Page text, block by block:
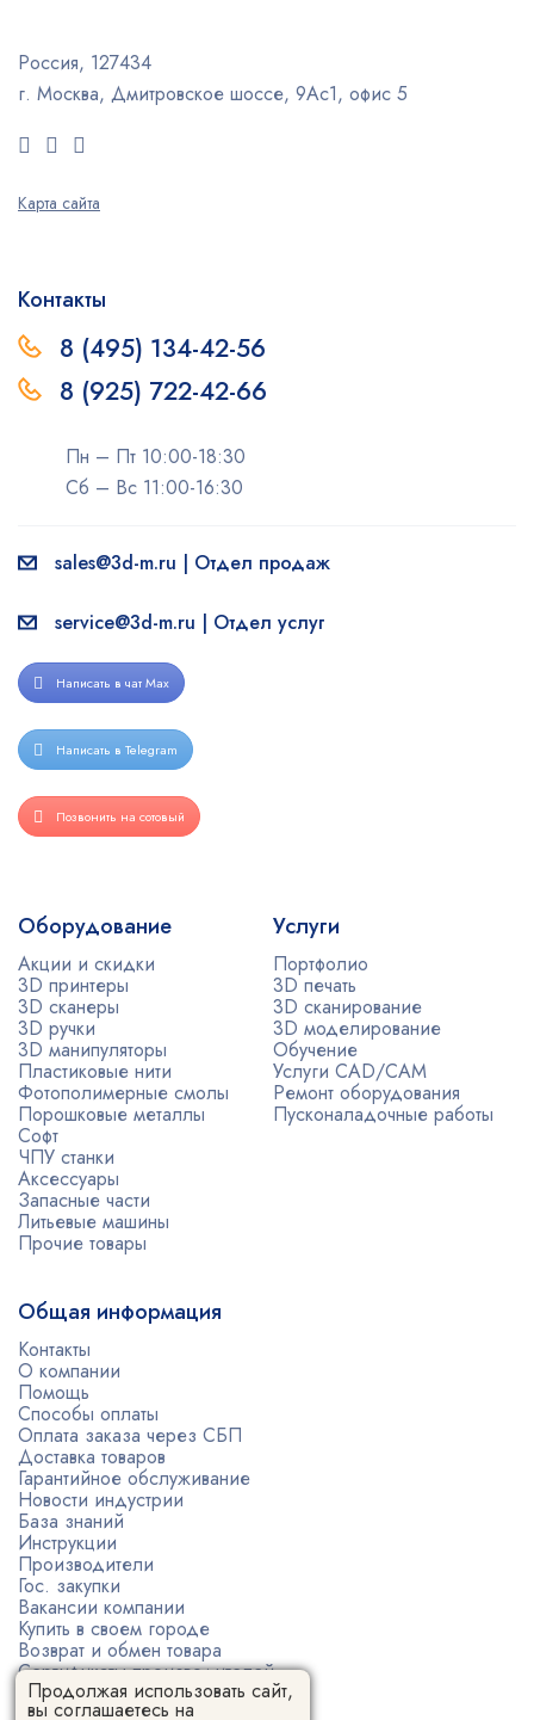
Россия, 127434
г. Москва, Дмитровское шоссе, 9Ас1, офис 5
Карта сайта
Контакты
8 (495) 134-42-56
8 (925) 722-42-66
Пн – Пт 10:00-18:30
Сб – Вс 11:00-16:30
sales@3d-m.ru | Отдел продаж
service@3d-m.ru | Отдел услуг
Написать в чат Max
Написать в Telegram
Позвонить на сотовый
Оборудование
Акции и скидки
3D принтеры
3D сканеры
3D ручки
3D манипуляторы
Пластиковые нити
Фотополимерные смолы
Порошковые металлы
Софт
ЧПУ станки
Аксессуары
Запасные части
Литьевые машины
Прочие товары
Услуги
Портфолио
3D печать
3D сканирование
3D моделирование
Обучение
Услуги CAD/CAM
Ремонт оборудования
Пусконаладочные работы
Общая информация
Контакты
О компании
Помощь
Способы оплаты
Оплата заказа через СБП
Доставка товаров
Гарантийное обслуживание
Новости индустрии
База знаний
Инструкции
Производители
Гос. закупки
Вакансии компании
Купить в своем городе
Возврат и обмен товара
Сертификаты производителей
Политика конфиденциальности
Пользовательское соглашение
Продолжая использовать сайт,
вы соглашаетесь на